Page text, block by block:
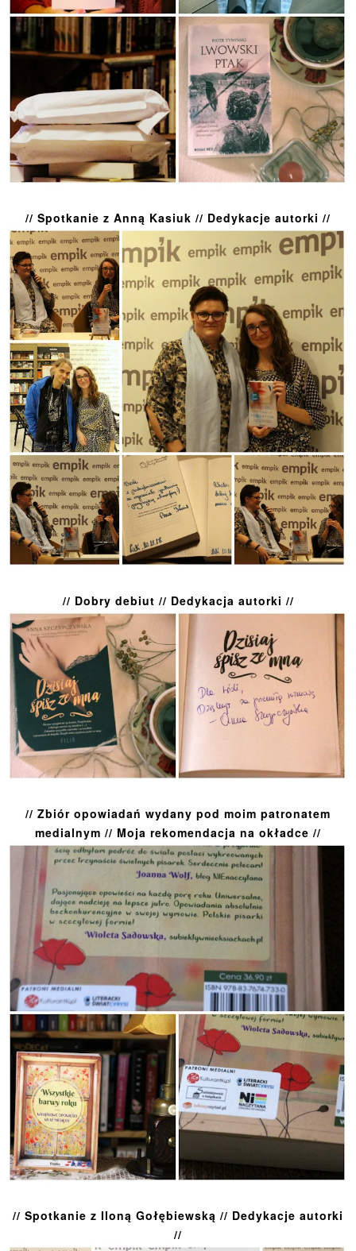
// Spotkanie z Anną Kasiuk // Dedykacje autorki //
// Dobry debiut // Dedykacja autorki //
// Zbiór opowiadań wydany pod moim patronatem
medialnym // Moja rekomendacja na okładce //
// Spotkanie z Iloną Gołębiewską // Dedykacje autorki
//